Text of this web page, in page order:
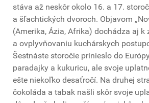
stáva až neskôr okolo 16. a 17.
a šľachtických dvoroch. Objavom
(Amerika, Ázia, Afrika) dochádza aj k
a ovplyvňovaniu kuchárskych
Šestnáste storočie prinieslo do
paradajky a kukuricu, ale svoje
ešte niekoľko desaťročí. Na druhej
čokoláda a tabak našli skôr svoje